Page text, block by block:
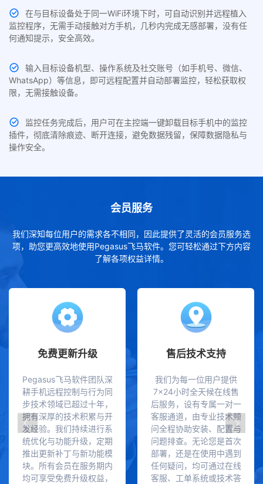
在与目标设备处于同一WiFi环境下时，可自动识别并远程植入
监控程序，无需手动接触对方手机，几秒内完成无感部署，没有任
何通知提示，安全高效。
输入目标设备机型、操作系统及社交账号（如手机号、微信、
WhatsApp）等信息，即可远程配置并自动部署监控，轻松获取权
限，无需接触设备。
监控任务完成后，用户可在主控端一键卸载目标手机中的监控
插件，彻底清除痕迹、断开连接，避免数据残留，保障数据隐私与
操作安全。
会员服务
我们深知每位用户的需求各不相同，因此提供了灵活的会员服务选
项，助您更高效地使用Pegasus飞马软件。您可轻松通过下方内容
了解各项权益详情。
免费更新升级
Pegasus飞马软件团队深
耕手机远程控制与行为同
步技术领域已超过十年，
拥有深厚的技术积累与开
发经验。我们持续进行系
统优化与功能升级，定期
推出更新补丁与新功能模
块。所有会员在服务期内
均可享受免费升级权益，
售后技术支持
我们为每一位用户提供
7×24小时全天候在线售
后服务，设有专属一对一
客服通道，由专业技术顾
问全程协助安装、配置与
问题排查。无论您是首次
部署，还是在使用中遇到
任何疑问，均可通过在线
客服、工单系统或技术答